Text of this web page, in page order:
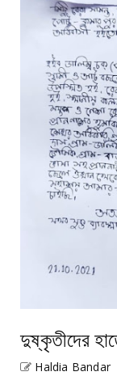
দুষ্কৃতীদের
Haldia Bandar